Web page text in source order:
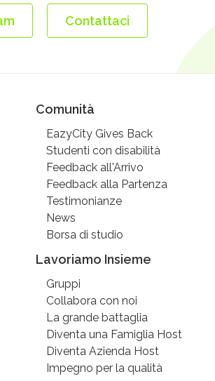
Contattaci
Comunità
EazyCity Gives Back
Studenti con disabilità
Feedback all'Arrivo
Feedback alla Partenza
Testimonianze
News
Borsa di studio
Lavoriamo Insieme
Gruppi
Collabora con noi
La grande battaglia
Diventa una Famiglia Host
Diventa Azienda Host
Impegno per la qualità